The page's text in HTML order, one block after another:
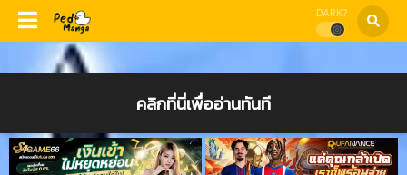
DARK?
คลิกที่นี่เพื่ออ่านทันที